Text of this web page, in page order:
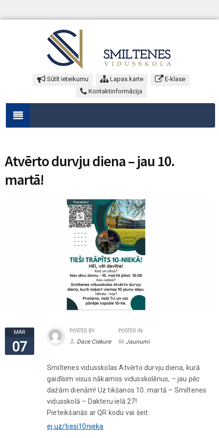
Sūtīt ieteikumu Lapas karte
E-klase
Kontaktinformācija
Atvērto durvju diena – jau 10.
martā!
MAR
07
POSTED BY
Dace Ciekure
POSTED IN
Jaunumi
Smiltenes vidusskolas Atvērto durvju diena, kurā
gaidīsim visus nākamos vidusskolēnus, – jau pēc
dažām dienām! Uz tikšanos 10. martā – Smiltenes
vidusskolā – Dakteru ielā 27!
Pieteikšanās ar QR kodu vai šeit:
ej.uz/tiesi10nieka